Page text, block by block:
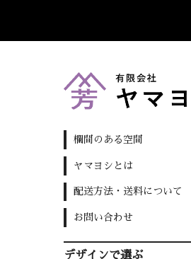
欄間のある空間
ヤマヨシとは
配送方法・送料について
お問い合わせ
デザインで選ぶ